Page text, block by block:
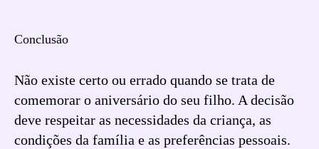
Conclusão
Não existe certo ou errado quando se trata de
comemorar o aniversário do seu filho. A decisão
deve respeitar as necessidades da criança, as
condições da família e as preferências pessoais.